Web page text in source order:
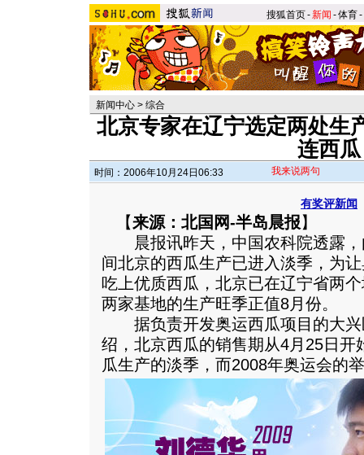
搜狐首页-新闻 -体育-
新闻中心 > 综合
北京专家在辽宁选定两处生
连西瓜
时间：2006年10月24日06:33 我来说两句
有奖评新闻
【来源：北国网-半岛晨报】
晨报讯昨天，中国农科院透露，
间北京的西瓜生产已进入淡季，为
吃上优质西瓜，北京已在辽宁省两
两家基地的生产旺季正值8月份。
据负责开发奥运西瓜项目的大兴
绍，北京西瓜的销售期从4月25日开
瓜生产的淡季，而2008年奥运会的